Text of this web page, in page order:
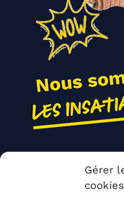
Gérer
cookies